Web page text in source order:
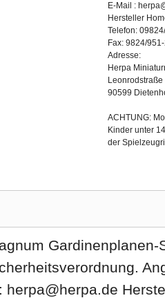
E-Mail :
Hersteller
Telefon:
Fax: 9824/
Adresse:
Herpa
90599
ACHTUNG:
Kinder unter
der
herpa@herpa.de